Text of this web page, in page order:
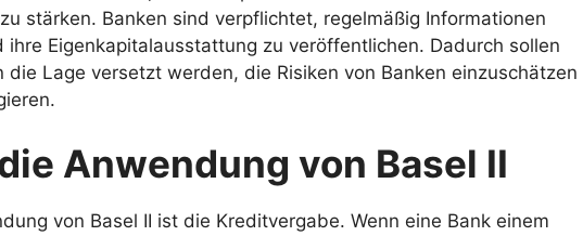
stärken. Banken sind verpflichtet, regelmäßig Informationen
ihre Eigenkapitalausstattung zu veröffentlichen. Dadurch sollen
die Lage versetzt werden, die Risiken von Banken einzuschätzen
Anwendung von Basel II
von Basel II ist die Kreditvergabe. Wenn eine Bank einem